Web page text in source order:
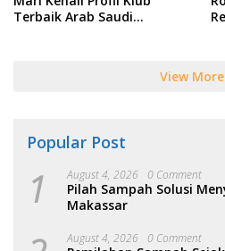
Terbaik Arab Saudi
View More
Popular Post
1 August 4, 2026 0 Comment
Pilah Sampah Solusi
Makassar
August 4, 2026 0 Comment